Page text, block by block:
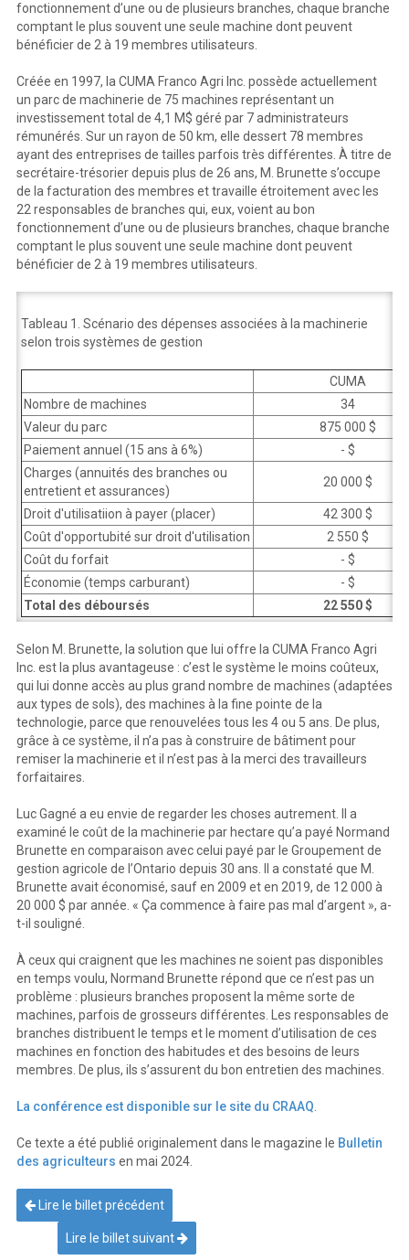
fonctionnement d’une ou de plusieurs branches, chaque branche
comptant le plus souvent une seule machine dont peuvent
bénéficier de 2 à 19 membres utilisateurs.
Créée en 1997, la CUMA Franco Agri Inc. possède actuellement
un parc de machinerie de 75 machines représentant un
investissement total de 4,1 M$ géré par 7 administrateurs
rémunérés. Sur un rayon de 50 km, elle dessert 78 membres
ayant des entreprises de tailles parfois très différentes. À titre de
secrétaire-trésorier depuis plus de 26 ans, M. Brunette s’occupe
de la facturation des membres et travaille étroitement avec les
22 responsables de branches qui, eux, voient au bon
fonctionnement d’une ou de plusieurs branches, chaque branche
comptant le plus souvent une seule machine dont peuvent
bénéficier de 2 à 19 membres utilisateurs.
Tableau 1. Scénario des dépenses associées à la machinerie
selon trois systèmes de gestion
CUMA
Nombre de machines
34
Valeur du parc
875 000 $
Paiement annuel (15 ans à 6%)
- $
Charges (annuités des branches ou
entretient et assurances)
20 000 $
Droit d'utilisatiion à payer (placer)
42 300 $
Coût d'opportubité sur droit d'utilisation
2 550 $
Coût du forfait
- $
Économie (temps carburant)
- $
Total des déboursés
22 550 $
Selon M. Brunette, la solution que lui offre la CUMA Franco Agri
Inc. est la plus avantageuse : c’est le système le moins coûteux,
qui lui donne accès au plus grand nombre de machines (adaptées
aux types de sols), des machines à la fine pointe de la
technologie, parce que renouvelées tous les 4 ou 5 ans. De plus,
grâce à ce système, il n’a pas à construire de bâtiment pour
remiser la machinerie et il n’est pas à la merci des travailleurs
forfaitaires.
Luc Gagné a eu envie de regarder les choses autrement. Il a
examiné le coût de la machinerie par hectare qu’a payé Normand
Brunette en comparaison avec celui payé par le Groupement de
gestion agricole de l’Ontario depuis 30 ans. Il a constaté que M.
Brunette avait économisé, sauf en 2009 et en 2019, de 12 000 à
20 000 $ par année. « Ça commence à faire pas mal d’argent », a-
t-il souligné.
À ceux qui craignent que les machines ne soient pas disponibles
en temps voulu, Normand Brunette répond que ce n’est pas un
problème : plusieurs branches proposent la même sorte de
machines, parfois de grosseurs différentes. Les responsables de
branches distribuent le temps et le moment d’utilisation de ces
machines en fonction des habitudes et des besoins de leurs
membres. De plus, ils s’assurent du bon entretien des machines.
La conférence est disponible sur le site du CRAAQ
Ce texte a été publié originalement dans le magazine le Bulletin
des agriculteurs en mai 2024.
Lire le billet précédent
Lire le billet suivant